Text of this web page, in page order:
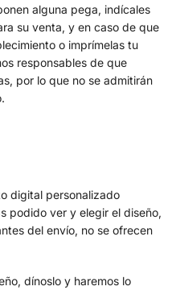
alguna pega, indícales
su venta, y en caso de que
o imprímelas tu
responsables de que
por lo que no se admitirán
digital personalizado
podido ver y elegir el diseño,
del envío, no se ofrecen
dínoslo y haremos lo